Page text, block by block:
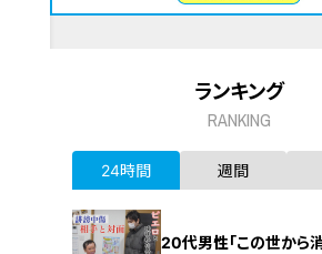
ランキング
RANKING
24時間 週間
20代男性「この世から